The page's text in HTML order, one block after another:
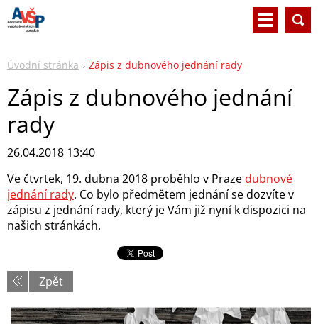
Úvodní stránka Zápis z dubnového jednání rady
Zápis z dubnového jednání
rady
26.04.2018 13:40
Ve čtvrtek, 19. dubna 2018 proběhlo v Praze dubnové
jednání rady. Co bylo předmětem jednání se dozvíte v
zápisu z jednání rady, který je Vám již nyní k dispozici na
našich stránkách.
Zpět